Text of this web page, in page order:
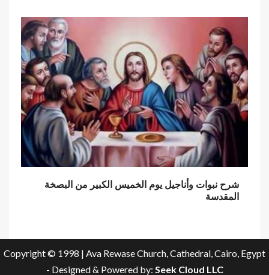
شرح نبوات وأناجيل يوم الخميس الكبير من البصخة
المقدسة
Copyright © 1998 | Ava Rewase Church, Cathedral, Cairo, Egypt
- Designed & Powered by: Seek Cloud LLC